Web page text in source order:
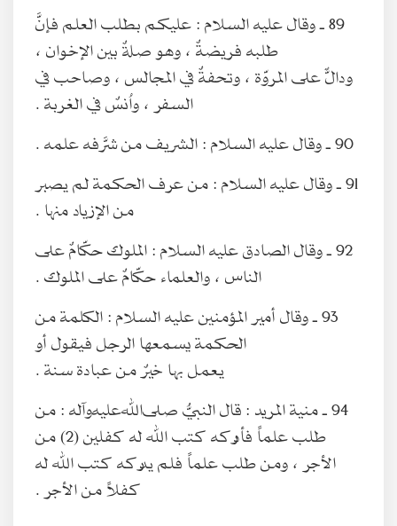
89 ـ وقال عليه السلام : عليكم بطلب العلم فإنَّ
طلبه فريضةٌ ، وهو صلةٌ بين الإخوان ،
ودالٌّ على المروّة ، وتحفةٌ في المجالس ، وصاحب في
السفر ، واُنسٌ في الغربة .
90 ـ وقال عليه السلام : الشريف من شرَّفه علمه .
91 ـ وقال عليه السلام : من عرف الحكمة لم يصبر
من الإزياد منها .
92 ـ وقال الصادق عليه السلام : الملوك حكّامٌ على
الناس ، والعلماء حكّامٌ على الملوك .
93 ـ وقال أمير المؤمنين عليه السلام : الكلمة من
الحكمة يسمعها الرجل فيقول أو
يعمل بها خيرٌ من عبادة سنة .
94 ـ منية المريد : قال النبيُّ صلى‌الله‌عليه‌وآله : من
طلب علماً فأدركه كتب الله له كفلين (2) من
الأجر ، ومن طلب علماً فلم يدركه كتب الله له
كفلاً من الأجر .